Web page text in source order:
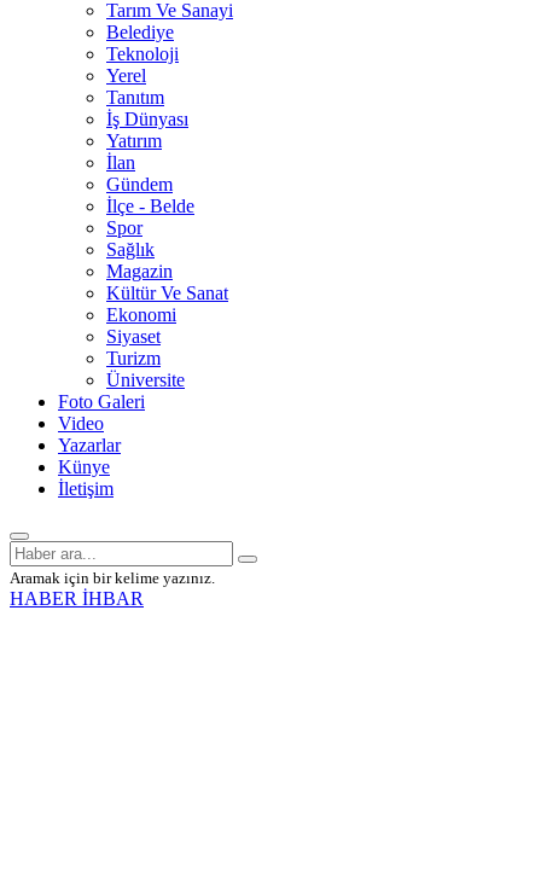
Tarım Ve Sanayi
Belediye
Teknoloji
Yerel
Tanıtım
İş Dünyası
Yatırım
İlan
Gündem
İlçe - Belde
Spor
Sağlık
Magazin
Kültür Ve Sanat
Ekonomi
Siyaset
Turizm
Üniversite
Foto Galeri
Video
Yazarlar
Künye
İletişim
Aramak için bir kelime yazınız.
HABER İHBAR